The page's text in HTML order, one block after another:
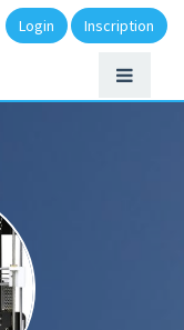
Login Inscription